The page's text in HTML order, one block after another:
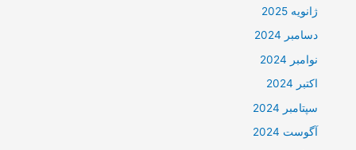
ژانویه 2025
دسامبر 2024
نوامبر 2024
اکتبر 2024
سپتامبر 2024
آگوست 2024